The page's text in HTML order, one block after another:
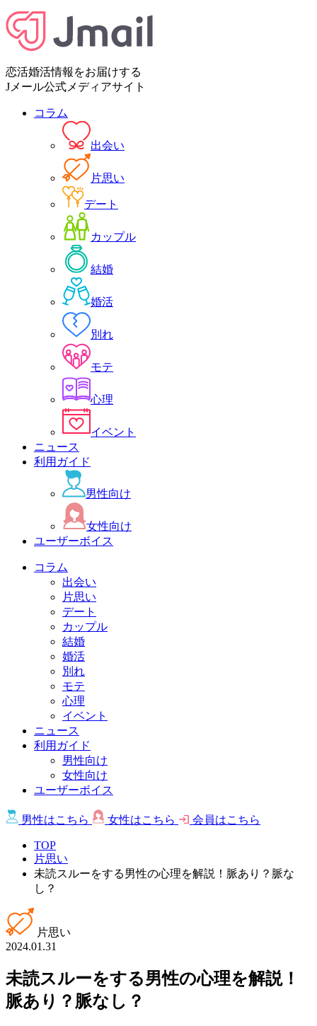
恋活婚活情報をお届けする
Jメール公式メディアサイト
コラム
出会い
片思い
デート
カップル
結婚
婚活
別れ
モテ
心理
イベント
ニュース
利用ガイド
男性向け
女性向け
ユーザーボイス
コラム
出会い
片思い
デート
カップル
結婚
婚活
別れ
モテ
心理
イベント
ニュース
利用ガイド
男性向け
女性向け
ユーザーボイス
男性はこちら 女性はこちら 会員はこちら
TOP
片思い
未読スルーをする男性の心理を解説！脈あり？脈な
し？
片思い
2024.01.31
未読スルーをする男性の心理を解説！
脈あり？脈なし？